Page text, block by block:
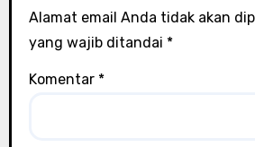
Alamat email Anda tidak akan
yang wajib ditandai *
Komentar *